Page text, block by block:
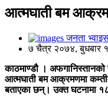
आत्मघाती बम
जनता
७ चैत्र २०७४, बुधबार
काठमाण्डौ । अफगानिस्तानको
आत्मघाती बम आक्रमणमा
बताएका छन्। उक्त घटनामा